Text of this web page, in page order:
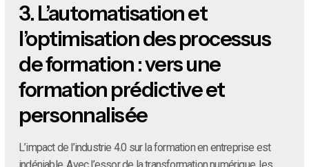
3.L’automatisation et
l’optimisation des processus
de formation : vers une
formation prédictive et
personnalisée
L’impact de l’industrie 4.0 sur la formation en entreprise est